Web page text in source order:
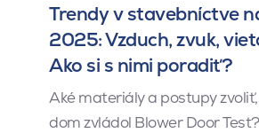
Trendy v stavebníctve
2025: Vzduch, zvuk,
Ako si s nimi poradiť?
Aké materiály a postupy
dom zvládol Blower Door